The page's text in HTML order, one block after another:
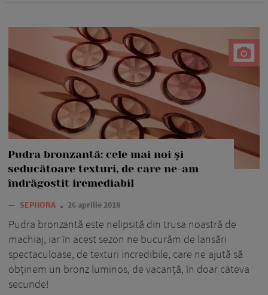
Pudra bronzantă: cele mai noi și
seducătoare texturi, de care ne-am
îndrăgostit iremediabil
— SEPHORA 26 aprilie 2018
Pudra bronzantă este nelipsită din trusa noastră de
machiaj, iar în acest sezon ne bucurăm de lansări
spectaculoase, de texturi incredibile, care ne ajută să
obținem un bronz luminos, de vacanță, în doar câteva
secunde!